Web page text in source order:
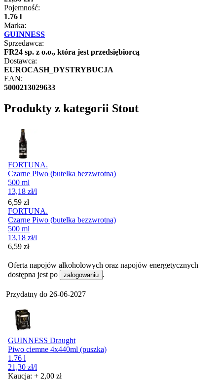
Pojemność:
1.76 l
Marka:
GUINNESS
Sprzedawca:
FR24 sp. z o.o., która jest przedsiębiorcą
Dostawca:
EUROCASH_DYSTRYBUCJA
EAN:
5000213029633
Produkty z kategorii Stout
FORTUNA.
Czarne Piwo (butelka bezzwrotna)
500 ml
13,18 zł/l
Cena
6,59 zł
FORTUNA.
Czarne Piwo (butelka bezzwrotna)
500 ml
13,18 zł/l
Cena
6,59 zł
Oferta napojów alkoholowych oraz napojów energetycznych
dostępna jest po
zalogowaniu .
Przydatny do 26-06-2027
GUINNESS Draught
Piwo ciemne 4x440ml (puszka)
1.76 l
21,30 zł/l
Kaucja: + 2,00 zł